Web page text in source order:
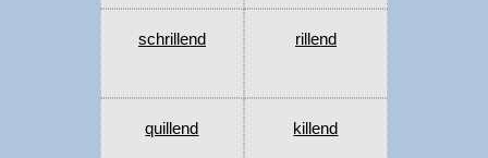
schrillend rillend
quillend killend